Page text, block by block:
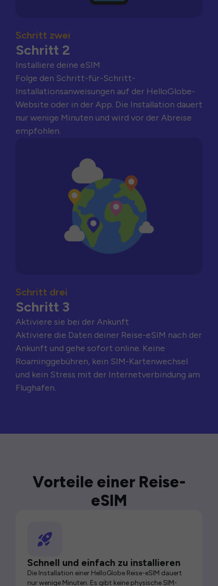
Schritt zwei
Schritt 2
Installiere deine eSIM
Folge den Schritt-für-Schritt-
Installationsanweisungen auf der HelloGlobe-
Website oder in der App. Die Installation dauert
nur wenige Minuten und wird vor der Abreise
empfohlen.
Schritt drei
Schritt 3
Aktiviere sie bei der Ankunft
Aktiviere die Daten deiner Reise-eSIM nach der
Ankunft und gehe sofort online. Keine
Roaminggebühren, kein SIM-Kartenwechsel
und kein Stress mit der Internetverbindung am
Flughafen.
Vorteile einer Reise-
eSIM
Schnell und einfach zu installieren
Die Installation einer HelloGlobe Reise-eSIM dauert
nur wenige Minuten. Es gibt keine physische SIM-